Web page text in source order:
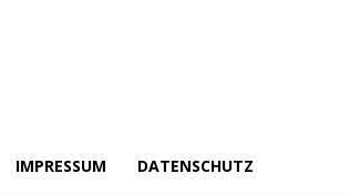
IMPRESSUM DATENSCHUTZ